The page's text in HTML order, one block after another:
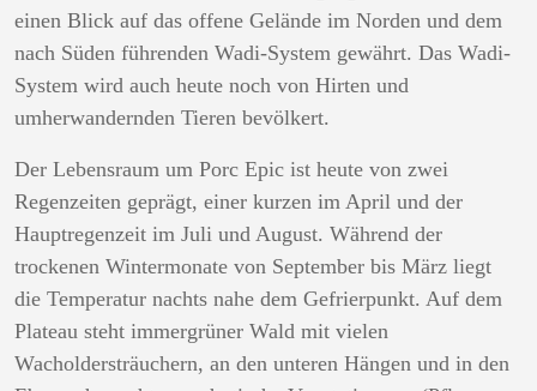
einen Blick auf das offene Gelände im Norden und dem
nach Süden führenden Wadi-System gewährt. Das Wadi-
System wird auch heute noch von Hirten und
umherwandernden Tieren bevölkert.
Der Lebensraum um Porc Epic ist heute von zwei
Regenzeiten geprägt, einer kurzen im April und der
Hauptregenzeit im Juli und August. Während der
trockenen Wintermonate von September bis März liegt
die Temperatur nachts nahe dem Gefrierpunkt. Auf dem
Plateau steht immergrüner Wald mit vielen
Wacholdersträuchern, an den unteren Hängen und in den